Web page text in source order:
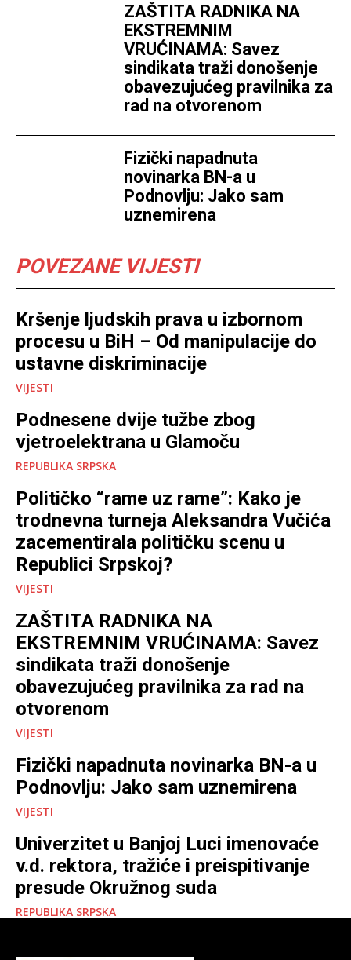
ZAŠTITA RADNIKA NA
EKSTREMNIM
VRUĆINAMA: Savez
sindikata traži donošenje
obavezujućeg pravilnika za
rad na otvorenom
Fizički napadnuta
novinarka BN-a u
Podnovlju: Jako sam
uznemirena
POVEZANE VIJESTI
Kršenje ljudskih prava u izbornom
procesu u BiH – Od manipulacije do
ustavne diskriminacije
VIJESTI
Podnesene dvije tužbe zbog
vjetroelektrana u Glamoču
REPUBLIKA SRPSKA
Političko “rame uz rame”: Kako je
trodnevna turneja Aleksandra Vučića
zacementirala političku scenu u
Republici Srpskoj?
VIJESTI
ZAŠTITA RADNIKA NA
EKSTREMNIM VRUĆINAMA: Savez
sindikata traži donošenje
obavezujućeg pravilnika za rad na
otvorenom
VIJESTI
Fizički napadnuta novinarka BN-a u
Podnovlju: Jako sam uznemirena
VIJESTI
Univerzitet u Banjoj Luci imenovaće
v.d. rektora, tražiće i preispitivanje
presude Okružnog suda
REPUBLIKA SRPSKA